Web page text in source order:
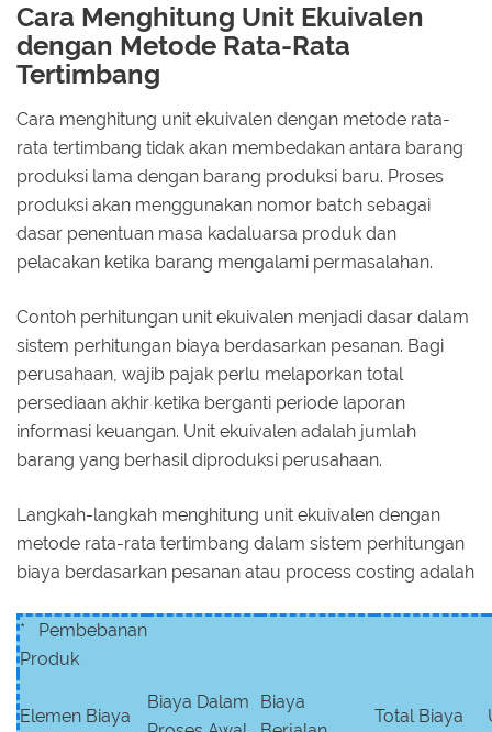
Cara Menghitung Unit Ekuivalen
dengan Metode Rata-Rata
Tertimbang
Cara menghitung unit ekuivalen dengan metode rata-
rata tertimbang tidak akan membedakan antara barang
produksi lama dengan barang produksi baru. Proses
produksi akan menggunakan nomor batch sebagai
dasar penentuan masa kadaluarsa produk dan
pelacakan ketika barang mengalami permasalahan.
Contoh perhitungan unit ekuivalen menjadi dasar dalam
sistem perhitungan biaya berdasarkan pesanan. Bagi
perusahaan, wajib pajak perlu melaporkan total
persediaan akhir ketika berganti periode laporan
informasi keuangan. Unit ekuivalen adalah jumlah
barang yang berhasil diproduksi perusahaan.
Langkah-langkah menghitung unit ekuivalen dengan
metode rata-rata tertimbang dalam sistem perhitungan
biaya berdasarkan pesanan atau process costing adalah
* Pembebanan
Produk
Elemen Biaya
Biaya Dalam
Biaya
Total Biaya